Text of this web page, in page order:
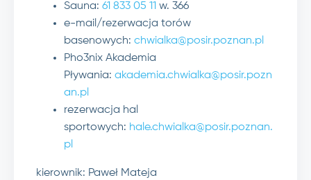
Sauna: 61 833 05 11 w. 366
e-mail/rezerwacja torów
basenowych: chwialka@posir.poznan.pl
Pho3nix Akademia
Pływania: akademia.chwialka@posir.pozn
an.pl
rezerwacja hal
sportowych: hale.chwialka@posir.poznan.
pl
kierownik: Paweł Mateja